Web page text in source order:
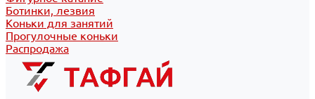
Ботинки, лезвия
Коньки для занятий
Прогулочные коньки
Распродажа